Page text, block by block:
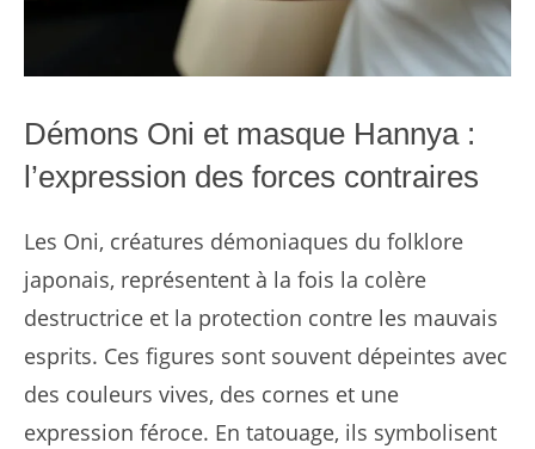
Démons Oni et masque Hannya :
l’expression des forces contraires
Les Oni, créatures démoniaques du folklore
japonais, représentent à la fois la colère
destructrice et la protection contre les mauvais
esprits. Ces figures sont souvent dépeintes avec
des couleurs vives, des cornes et une
expression féroce. En tatouage, ils symbolisent